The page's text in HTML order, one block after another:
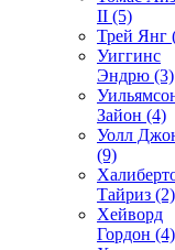
II (5)
Трей Янг
Уиггинс
Эндрю (3)
Зайон (4)
Уолл
(9)
Тайриз (2)
Хейворд
Гордон (4)